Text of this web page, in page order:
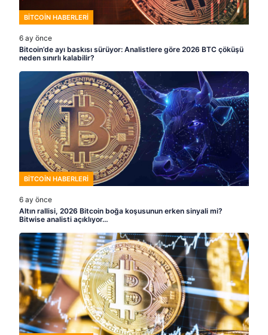
BITCOIN HABERLERI
6 ay önce
Bitcoin’de ayı baskısı sürüyor: Analistlere göre 2026 BTC çöküşü
neden sınırlı kalabilir?
BITCOIN HABERLERI
6 ay önce
Altın rallisi, 2026 Bitcoin boğa koşusunun erken sinyali mi?
Bitwise analisti açıklıyor…